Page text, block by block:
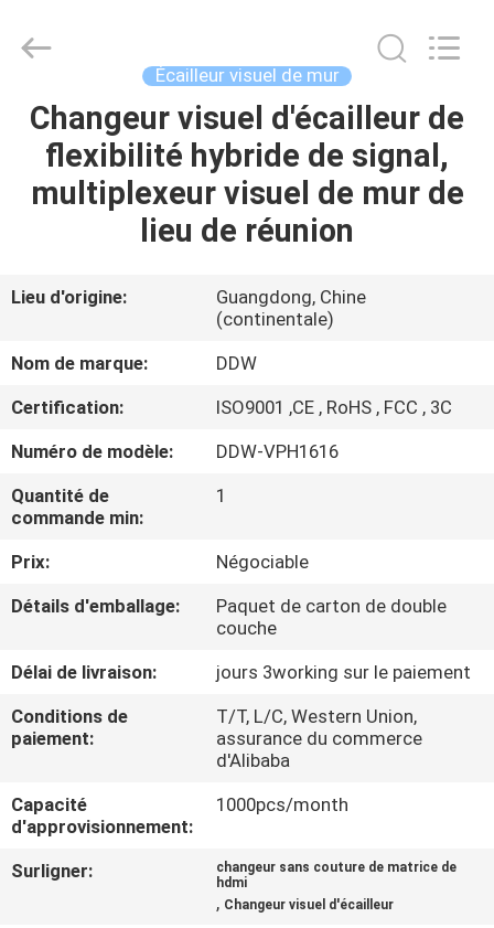
MAISON
PRODUITS
SUJET
NOUS
VISITE
D'USINE
CONTRÔLE
QUALITÉ
NOUS
NOUVELLES
DEMANDEZ
Reserved.
Developed
Écailleur visuel de mur
Changeur visuel d'écailleur de
flexibilité hybride de signal,
multiplexeur visuel de mur de
lieu de réunion
Lieu d'origine:
Guangdong, Chine
(continentale)
Nom de marque:
DDW
Certification:
ISO9001 ,CE , RoHS , FCC , 3C
Numéro de modèle:
DDW-VPH1616
Quantité de
commande min:
1
Prix:
Négociable
Détails d'emballage:
Paquet de carton de double
couche
Délai de livraison:
jours 3working sur le paiement
Conditions de
paiement:
T/T, L/C, Western Union,
assurance du commerce
d'Alibaba
Capacité
d'approvisionnement:
1000pcs/month
Surligner:
changeur sans couture de matrice de
hdmi
, Changeur visuel d'écailleur